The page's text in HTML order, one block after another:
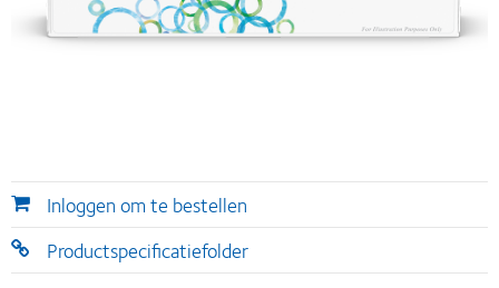
Inloggen om te bestellen
Productspecificatiefolder